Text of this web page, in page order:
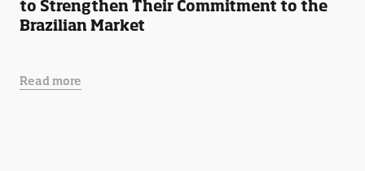
to Strengthen Their Commitment to the
Brazilian Market
Read more